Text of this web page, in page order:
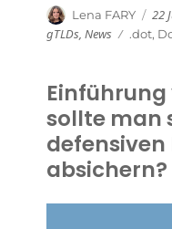
Autor
Lena FARY am
22
gTLDs,News .dot,
Einführung
sollte man
absichern?